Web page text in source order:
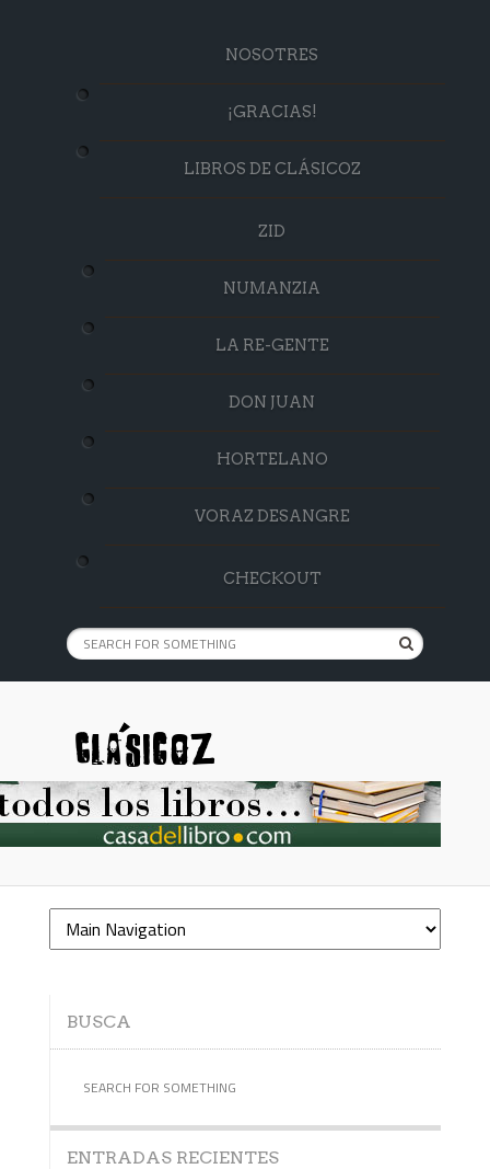
NOSOTRES
¡GRACIAS!
LIBROS DE CLÁSICOZ
ZID
NUMANZIA
LA RE-GENTE
DON JUAN
HORTELANO
VORAZ DESANGRE
CHECKOUT
BUSCA
ENTRADAS RECIENTES